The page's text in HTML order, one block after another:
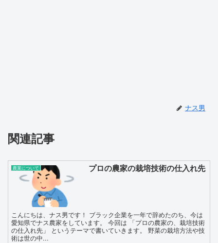
ナス男
関連記事
農業について プロの農家の栽培技術の仕入れ先
こんにちは、ナス男です！ ブラック企業を一年で辞めたのち、今は
愛知県でナス農家をしています。 今回は 「プロの農家の、栽培技術
の仕入れ先」 というテーマで書いていきます。 野菜の栽培方法や技
術は世の中...